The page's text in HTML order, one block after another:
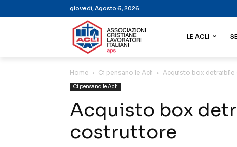
giovedì, Agosto 6, 2026
LE ACLI
Home Ci pensano le Acli Acquisto box
Ci pensano le Acli
Acquisto box
costruttore